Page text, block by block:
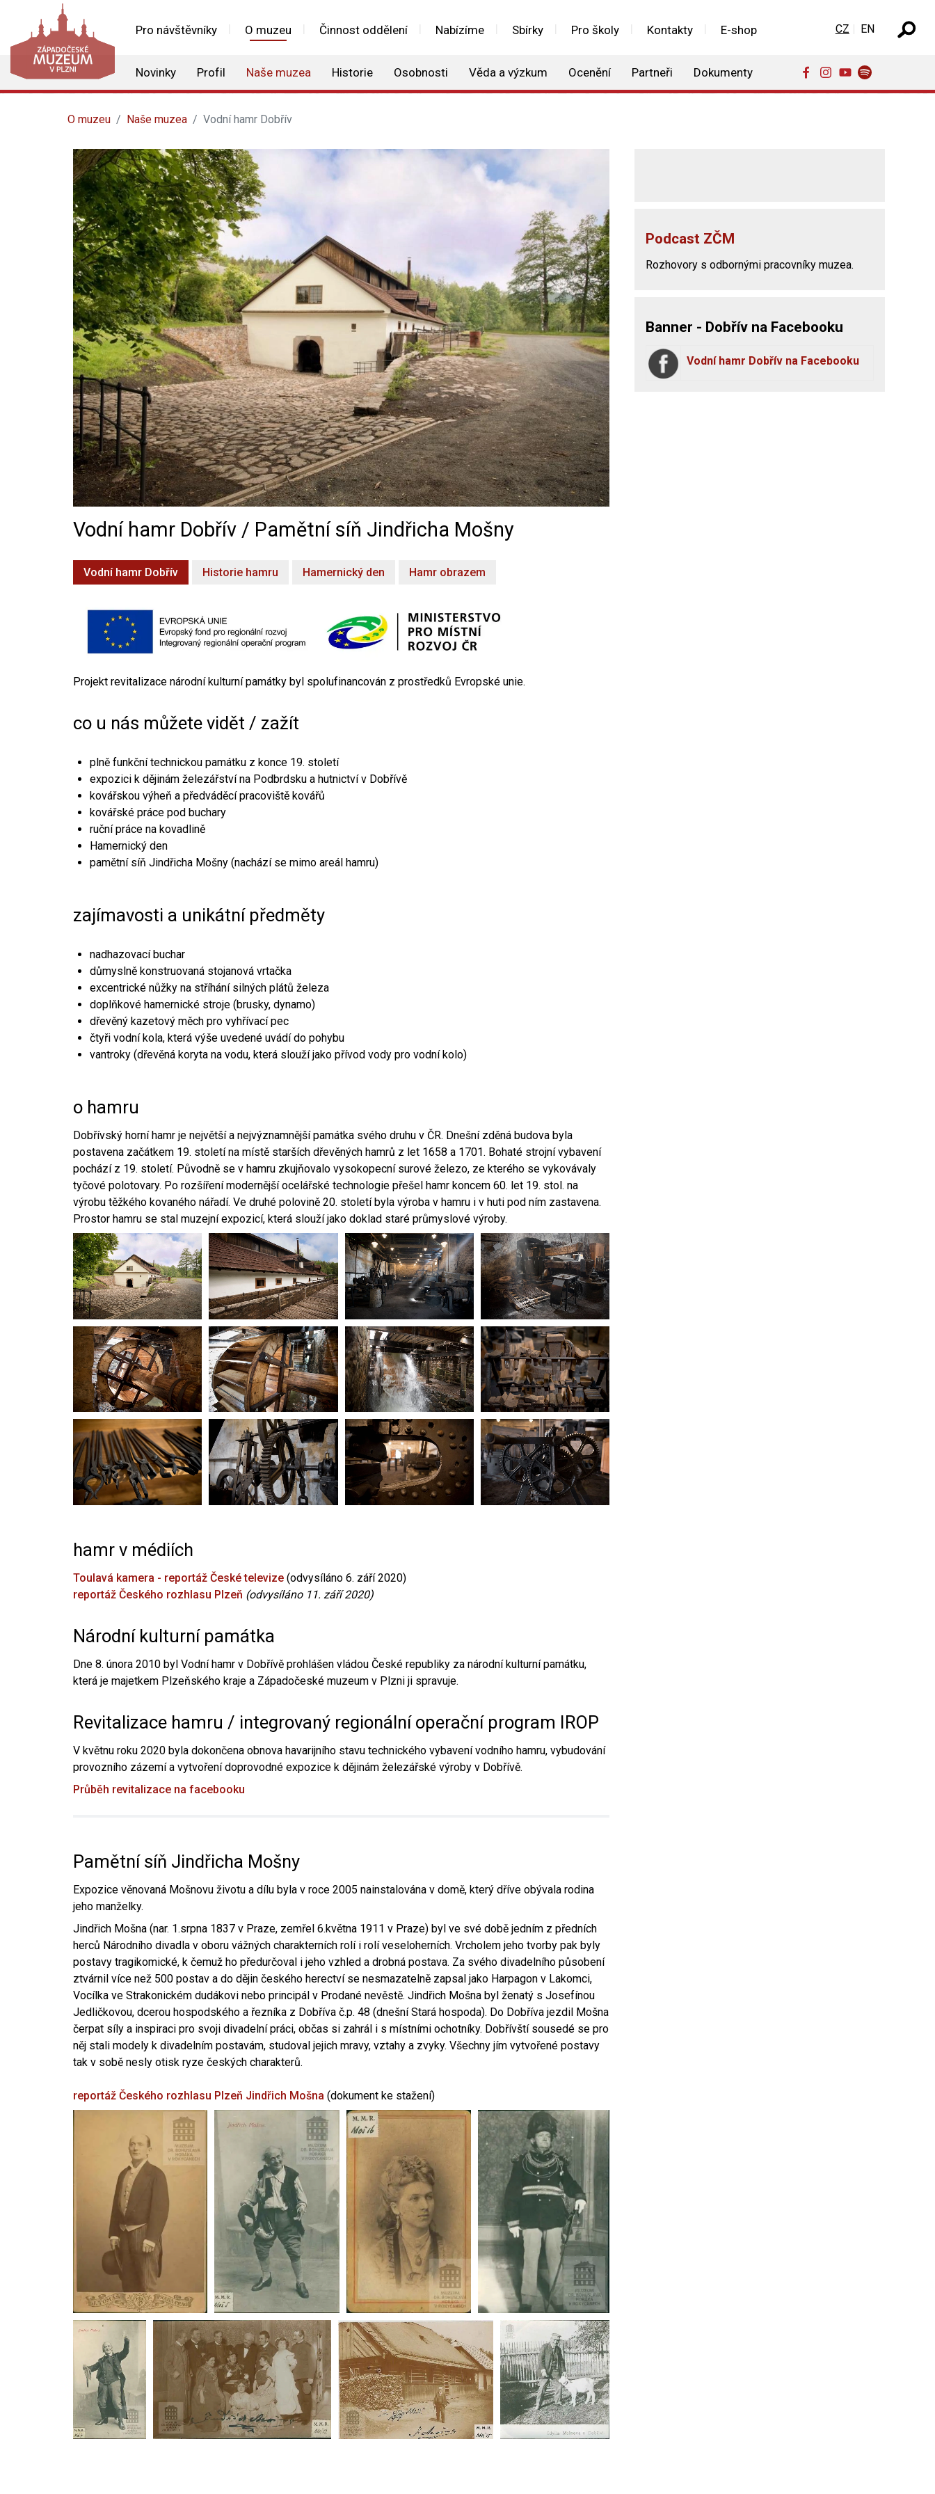
Pro návštěvníky O muzeu Činnost oddělení Nabízíme Sbírky Pro školy Kontakty E-shop
Novinky Profil Naše muzea Historie Osobnosti Věda a výzkum Ocenění Partneři Dokumenty
Zvolte jazyk
CZ EN
O muzeu Naše muzea Vodní hamr Dobřív
Vodní hamr Dobřív / Pamětní síň Jindřicha Mošny
Vodní hamr Dobřív Historie hamru Hamernický den Hamr obrazem
Projekt revitalizace národní kulturní památky byl spolufinancován z prostředků Evropské unie.
co u nás můžete vidět / zažít
plně funkční technickou památku z konce 19. století
expozici k dějinám železářství na Podbrdsku a hutnictví v Dobřívě
kovářskou výheň a předváděcí pracoviště kovářů
kovářské práce pod buchary
ruční práce na kovadlině
Hamernický den
pamětní síň Jindřicha Mošny (nachází se mimo areál hamru)
zajímavosti a unikátní předměty
nadhazovací buchar
důmyslně konstruovaná stojanová vrtačka
excentrické nůžky na stříhání silných plátů železa
doplňkové hamernické stroje (brusky, dynamo)
dřevěný kazetový měch pro vyhřívací pec
čtyři vodní kola, která výše uvedené uvádí do pohybu
vantroky (dřevěná koryta na vodu, která slouží jako přívod vody pro vodní kolo)
o hamru
Dobřívský horní hamr je největší a nejvýznamnější památka svého druhu v ČR. Dnešní zděná budova byla
postavena začátkem 19. století na místě starších dřevěných hamrů z let 1658 a 1701. Bohaté strojní vybavení
pochází z 19. století. Původně se v hamru zkujňovalo vysokopecní surové železo, ze kterého se vykovávaly
tyčové polotovary. Po rozšíření modernější ocelářské technologie přešel hamr koncem 60. let 19. stol. na
výrobu těžkého kovaného nářadí. Ve druhé polovině 20. století byla výroba v hamru i v huti pod ním zastavena.
Prostor hamru se stal muzejní expozicí, která slouží jako doklad staré průmyslové výroby.
hamr v médiích
Toulavá kamera - reportáž České televize (odvysíláno 6. září 2020)
reportáž Českého rozhlasu Plzeň (odvysíláno 11. září 2020)
Národní kulturní památka
Dne 8. února 2010 byl Vodní hamr v Dobřívě prohlášen vládou České republiky za národní kulturní památku,
která je majetkem Plzeňského kraje a Západočeské muzeum v Plzni ji spravuje.
Revitalizace hamru / integrovaný regionální operační program IROP
V květnu roku 2020 byla dokončena obnova havarijního stavu technického vybavení vodního hamru, vybudování
provozního zázemí a vytvoření doprovodné expozice k dějinám železářské výroby v Dobřívě.
Průběh revitalizace na facebooku
Pamětní síň Jindřicha Mošny
Expozice věnovaná Mošnovu životu a dílu byla v roce 2005 nainstalována v domě, který dříve obývala rodina
jeho manželky.
Jindřich Mošna (nar. 1.srpna 1837 v Praze, zemřel 6.května 1911 v Praze) byl ve své době jedním z předních
herců Národního divadla v oboru vážných charakterních rolí i rolí veseloherních. Vrcholem jeho tvorby pak byly
postavy tragikomické, k čemuž ho předurčoval i jeho vzhled a drobná postava. Za svého divadelního působení
ztvárnil více než 500 postav a do dějin českého herectví se nesmazatelně zapsal jako Harpagon v Lakomci,
Vocílka ve Strakonickém dudákovi nebo principál v Prodané nevěstě. Jindřich Mošna byl ženatý s Josefínou
Jedličkovou, dcerou hospodského a řezníka z Dobříva č.p. 48 (dnešní Stará hospoda). Do Dobříva jezdil Mošna
čerpat síly a inspiraci pro svoji divadelní práci, občas si zahrál i s místními ochotníky. Dobřívští sousedé se pro
něj stali modely k divadelním postavám, studoval jejich mravy, vztahy a zvyky. Všechny jím vytvořené postavy
tak v sobě nesly otisk ryze českých charakterů.
reportáž Českého rozhlasu Plzeň Jindřich Mošna (dokument ke stažení)
Podcast ZČM
Rozhovory s odbornými pracovníky muzea.
Banner - Dobřív na Facebooku
Vodní hamr Dobřív na Facebooku